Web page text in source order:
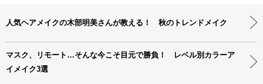
人気ヘアメイクの木部明美さんが教える！ 秋のトレンドメイク
マスク、リモート…そんな今こそ目元で勝負！ レベル別カラーア
イメイク3選